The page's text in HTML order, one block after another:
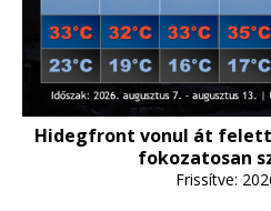
Hidegfront vonul át
fokozatosan
Frissítve: